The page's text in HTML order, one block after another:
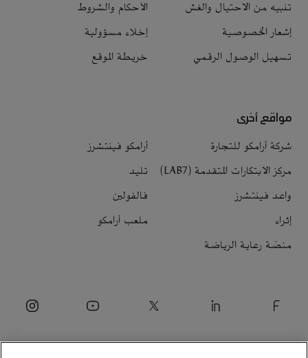
تنبيه من الاحتيال والغش
الأحكام والشروط
إشعار الخصوصية
إخلاء مسؤولية
تسهيل الوصول الرقمي
خريطة الموقع
مواقع أخرى
شركة أرامكو للتجارة
أرامكو فينتشرز
مركز الابتكارات المتقدمة (LAB7)
تليد
واعد فينتشرز
فالفولين
إثراء
ملعب أرامكو
منصّة رعاية الرياضة